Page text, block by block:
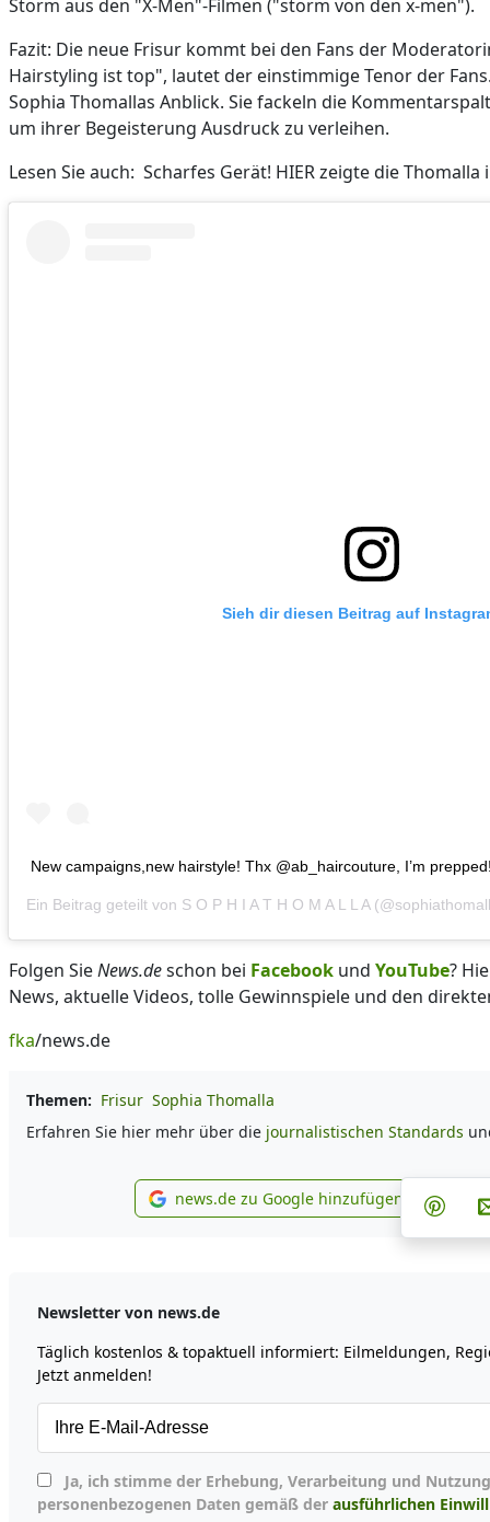
Storm aus den "X-Men"-Filmen ("storm von den x-men").
Fazit: Die neue Frisur kommt bei den Fans der
Hairstyling ist top", lautet der einstimmige Tenor der
Sophia Thomallas Anblick. Sie fackeln die
um ihrer Begeisterung Ausdruck zu verleihen.
Lesen Sie auch: Scharfes Gerät! HIER zeigte die Thomalla
Sieh dir diesen Beitrag auf
New campaigns,new hairstyle! Thx @ab_haircouture, I’m
Ein Beitrag geteilt von S O P H I A T H O M A L L A
Folgen SieNews.deschon bei Facebook und YouTube?
News, aktuelle Videos, tolle Gewinnspiele und den
fka/news.de
Themen: Frisur Sophia Thomalla
Erfahren Sie hier mehr über die journalistischen Standards
news.de zu Google
news.de zu Google hinzufügen
Newsletter von news.de
Täglich kostenlos & topaktuell informiert: Eilmeldungen,
Jetzt anmelden!
personenbezogenen Daten gemäß der ausführlichen